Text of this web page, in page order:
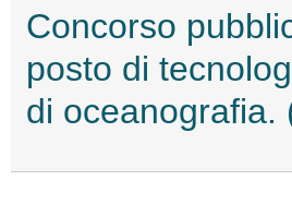
Concorso
posto di
di oceanografia.